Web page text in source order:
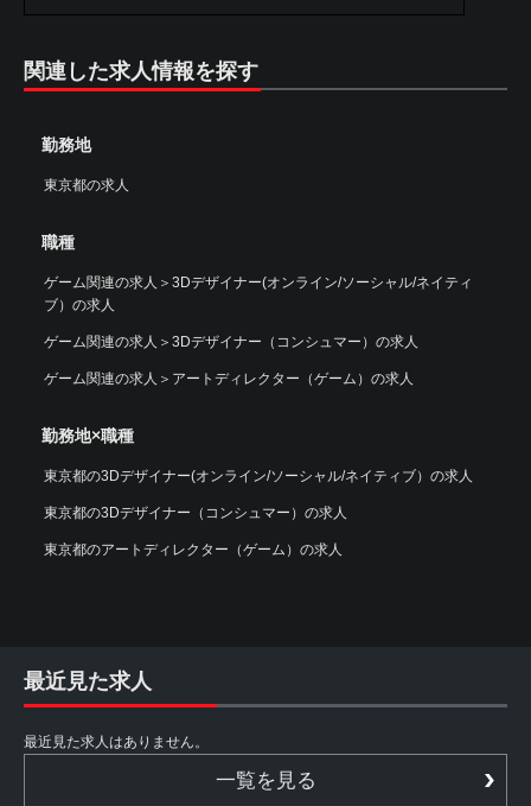
関連した求人情報を探す
勤務地
東京都の求人
職種
ゲーム関連の求人 ＞ 3Dデザイナー(オンライン/ソーシャル/ネイティ
ブ）の求人
ゲーム関連の求人 ＞ 3Dデザイナー（コンシュマー）の求人
ゲーム関連の求人 ＞ アートディレクター（ゲーム）の求人
勤務地×職種
東京都の3Dデザイナー(オンライン/ソーシャル/ネイティブ）の求人
東京都の3Dデザイナー（コンシュマー）の求人
東京都のアートディレクター（ゲーム）の求人
最近見た求人
最近見た求人はありません。
一覧を見る